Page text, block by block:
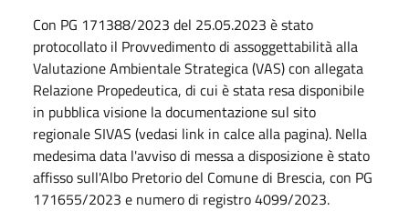
Con PG 171388/2023 del 25.05.2023 è stato
protocollato il Provvedimento di assoggettabilità alla
Valutazione Ambientale Strategica (VAS) con allegata
Relazione Propedeutica, di cui è stata resa disponibile
in pubblica visione la documentazione sul sito
regionale SIVAS (vedasi link in calce alla pagina). Nella
medesima data l'avviso di messa a disposizione è stato
affisso sull'Albo Pretorio del Comune di Brescia, con PG
171655/2023 e numero di registro 4099/2023.